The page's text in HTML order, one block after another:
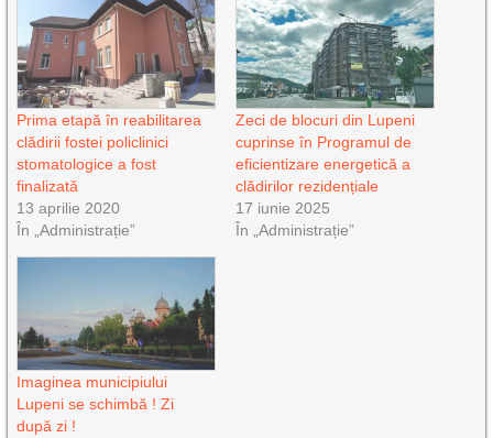
Prima etapă în reabilitarea
clădirii fostei policlinici
stomatologice a fost
finalizată
13 aprilie 2020
În „Administrație”
Zeci de blocuri din Lupeni
cuprinse în Programul de
eficientizare energetică a
clădirilor rezidențiale
17 iunie 2025
În „Administrație”
Imaginea municipiului
Lupeni se schimbă ! Zi
după zi !